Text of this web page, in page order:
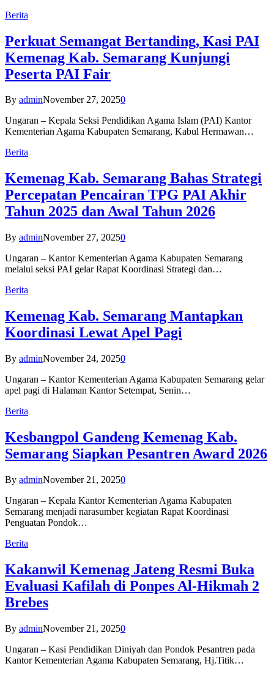
Berita
Perkuat Semangat Bertanding, Kasi PAI
Kemenag Kab. Semarang Kunjungi
Peserta PAI Fair
By adminNovember 27, 20250
Ungaran – Kepala Seksi Pendidikan Agama Islam (PAI) Kantor
Kementerian Agama Kabupaten Semarang, Kabul Hermawan…
Berita
Kemenag Kab. Semarang Bahas Strategi
Percepatan Pencairan TPG PAI Akhir
Tahun 2025 dan Awal Tahun 2026
By adminNovember 27, 20250
Ungaran – Kantor Kementerian Agama Kabupaten Semarang
melalui seksi PAI gelar Rapat Koordinasi Strategi dan…
Berita
Kemenag Kab. Semarang Mantapkan
Koordinasi Lewat Apel Pagi
By adminNovember 24, 20250
Ungaran – Kantor Kementerian Agama Kabupaten Semarang gelar
apel pagi di Halaman Kantor Setempat, Senin…
Berita
Kesbangpol Gandeng Kemenag Kab.
Semarang Siapkan Pesantren Award 2026
By adminNovember 21, 20250
Ungaran – Kepala Kantor Kementerian Agama Kabupaten
Semarang menjadi narasumber kegiatan Rapat Koordinasi
Penguatan Pondok…
Berita
Kakanwil Kemenag Jateng Resmi Buka
Evaluasi Kafilah di Ponpes Al-Hikmah 2
Brebes
By adminNovember 21, 20250
Ungaran – Kasi Pendidikan Diniyah dan Pondok Pesantren pada
Kantor Kementerian Agama Kabupaten Semarang, Hj.Titik…